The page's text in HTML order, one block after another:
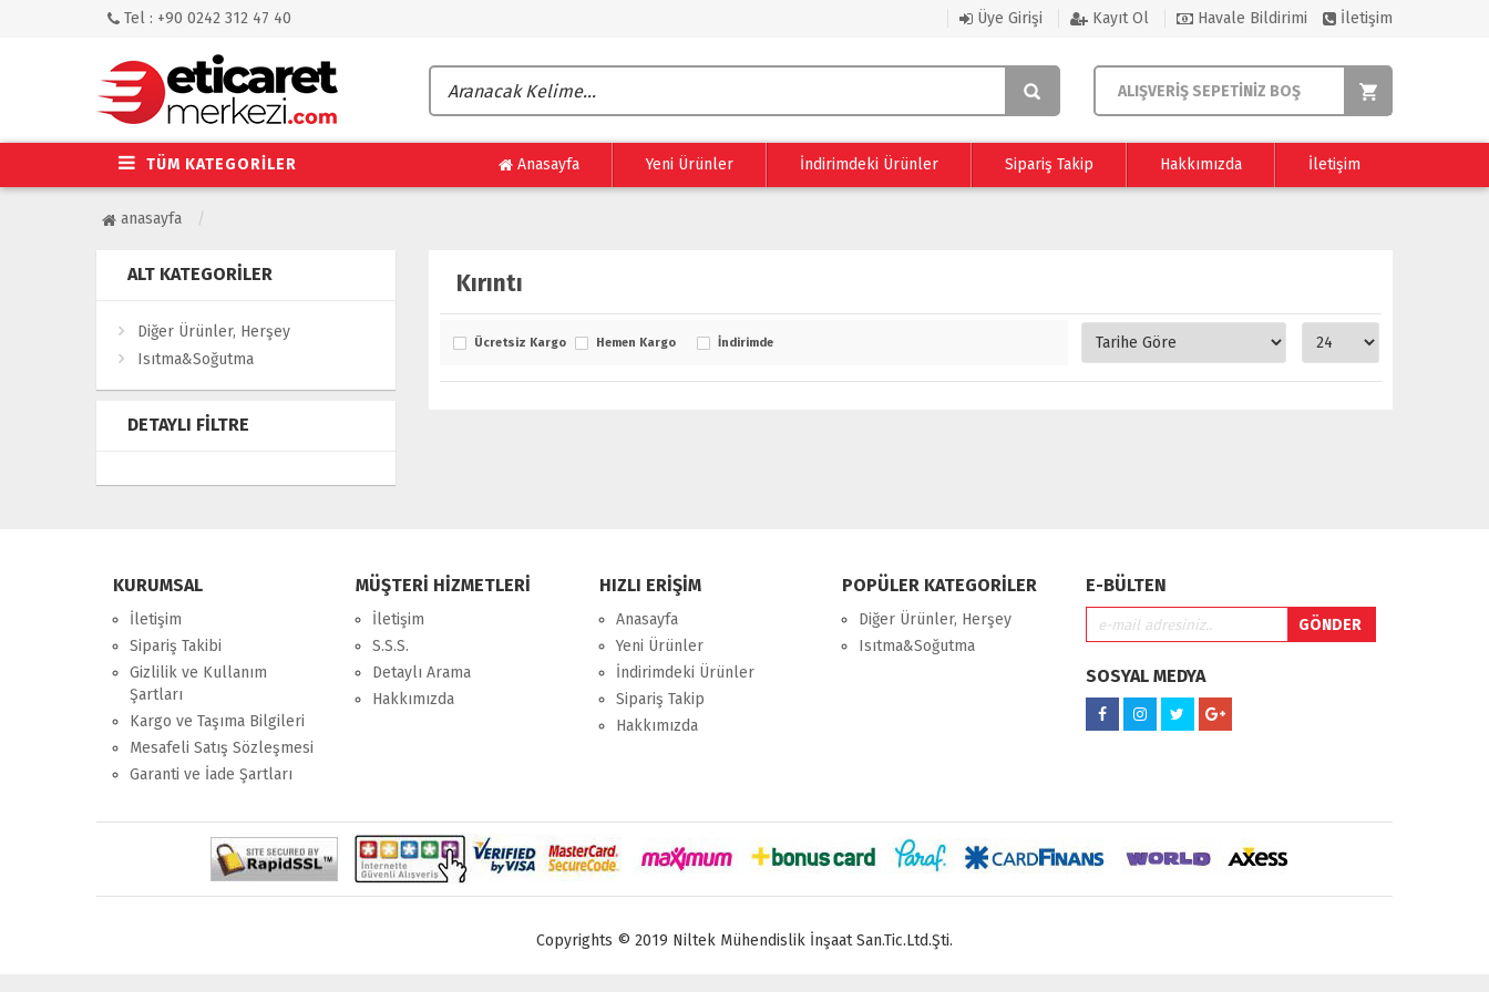
Tel : +90 0242 312 47 40 Üye Girişi Kayıt Ol Havale Bildirimi İletişim
ALIŞVERİŞ SEPETİNİZ BOŞ
TÜM KATEGORİLER Anasayfa Yeni Ürünler İndirimdeki Ürünler Sipariş Takip Hakkımızda İletişim
anasayfa
ALT KATEGORILER
Diğer Ürünler, Herşey
Isıtma&Soğutma
DETAYLI FILTRE
Kırıntı
Ücretsiz Kargo Hemen Kargo İndirimde
KURUMSAL
İletişim
Sipariş Takibi
Gizlilik ve Kullanım
Şartları
Kargo ve Taşıma Bilgileri
Mesafeli Satış Sözleşmesi
Garanti ve İade Şartları
MÜŞTERİ HİZMETLERİ
İletişim
S.S.S.
Detaylı Arama
Hakkımızda
HIZLI ERİŞİM
Anasayfa
Yeni Ürünler
İndirimdeki Ürünler
Sipariş Takip
Hakkımızda
POPÜLER KATEGORİLER
Diğer Ürünler, Herşey
Isıtma&Soğutma
E-BÜLTEN
SOSYAL MEDYA
Copyrights © 2019 Niltek Mühendislik İnşaat San.Tic.Ltd.Şti.